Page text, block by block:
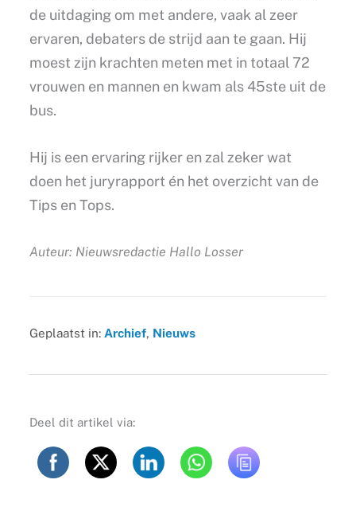
de uitdaging om met andere, vaak al zeer
ervaren, debaters de strijd aan te gaan. Hij
moest zijn krachten meten met in totaal 72
vrouwen en mannen en kwam als 45ste uit de
bus.
Hij is een ervaring rijker en zal zeker wat
doen het juryrapport én het overzicht van de
Tips en Tops.
Auteur: Nieuwsredactie Hallo Losser
Geplaatst in: Archief, Nieuws
Deel dit artikel via: